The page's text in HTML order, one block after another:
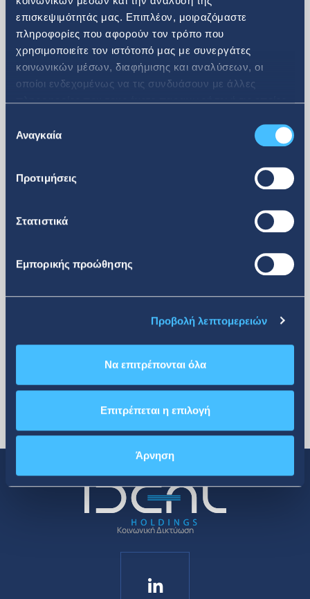
επισκεψιμότητάς μας. Επιπλέον, μοιραζόμαστε
πληροφορίες που αφορούν τον τρόπο που
χρησιμοποιείτε τον ιστότοπό μας με συνεργάτες
κοινωνικών μέσων, διαφήμισης και αναλύσεων, οι
οποίοι ενδεχομένως να τις συνδυάσουν με άλλες
πληροφορίες που τους έχετε παραχωρήσει ή τις οποίες
των υπηρεσιών τους.
συγκατάθεσης
Αναγκαία
Προτιμήσεις
Στατιστικά
Εμπορικής προώθησης
Προβολή λεπτομερειών
Να επιτρέπονται όλα
Επιτρέπεται η επιλογή
Άρνηση
08. 07. 2026
Ανακοίνωση αγοράς ιδίων
μετοχών
Κοινωνική Δικτύωση